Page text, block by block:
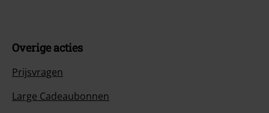
Overige acties
Prijsvragen
Large Cadeaubonnen